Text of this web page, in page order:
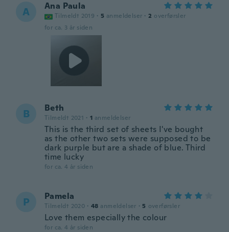
A Ana Paula
Tilmeldt 2019 · 5 anmeldelser · 2 overførsler
for ca. 3 år siden
B Beth
Tilmeldt 2021 · 1 anmeldelser
This is the third set of sheets I've bought
as the other two sets were supposed to be
dark purple but are a shade of blue. Third
time lucky
for ca. 4 år siden
P Pamela
Tilmeldt 2020 · 48 anmeldelser · 5 overførsler
Love them especially the colour
for ca. 4 år siden